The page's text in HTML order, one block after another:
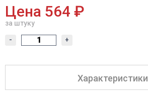
Цена 564 ₽
за штуку
- +
Характеристики